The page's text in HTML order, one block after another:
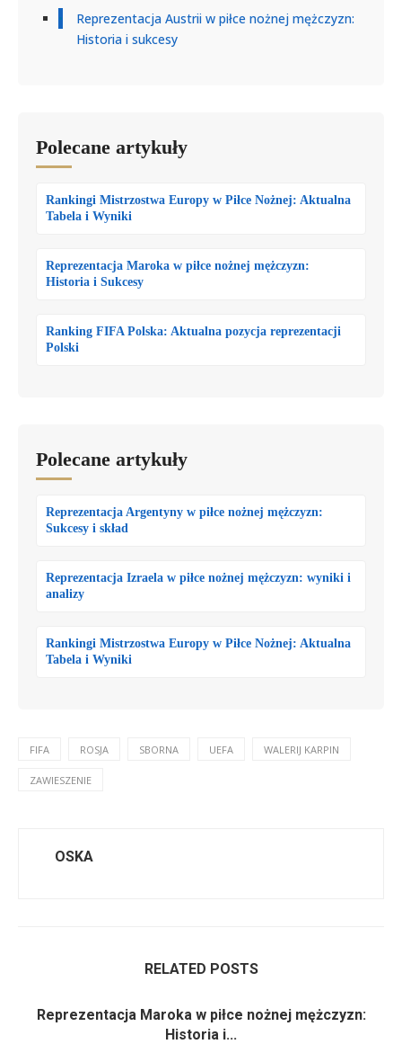
Reprezentacja Austrii w piłce nożnej mężczyzn:
Historia i sukcesy
Polecane artykuły
Rankingi Mistrzostwa Europy w Piłce Nożnej: Aktualna
Tabela i Wyniki
Reprezentacja Maroka w piłce nożnej mężczyzn:
Historia i Sukcesy
Ranking FIFA Polska: Aktualna pozycja reprezentacji
Polski
Polecane artykuły
Reprezentacja Argentyny w piłce nożnej mężczyzn:
Sukcesy i skład
Reprezentacja Izraela w piłce nożnej mężczyzn: wyniki i
analizy
Rankingi Mistrzostwa Europy w Piłce Nożnej: Aktualna
Tabela i Wyniki
FIFA ROSJA SBORNA UEFA WALERIJ KARPIN
ZAWIESZENIE
OSKA
RELATED POSTS
Reprezentacja Maroka w piłce nożnej mężczyzn:
Historia i...